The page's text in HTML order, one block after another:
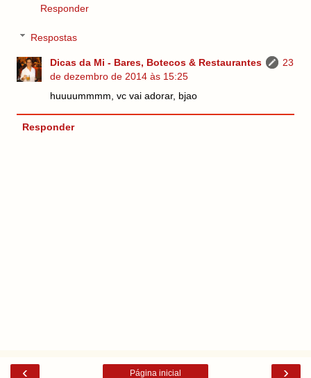
Responder
Respostas
Dicas da Mi - Bares, Botecos & Restaurantes
23
de dezembro de 2014 às 15:25
huuuummmm, vc vai adorar, bjao
Responder
‹ ›
Página inicial